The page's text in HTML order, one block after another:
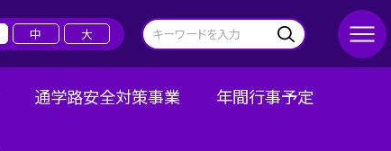
中 大
通学路安全対策事業 年間行事予定